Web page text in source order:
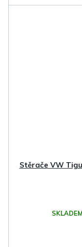
Stěrače VW